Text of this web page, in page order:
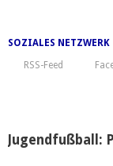
SOZIALES NETZWERK
RSS-Feed
Jugendfußball: